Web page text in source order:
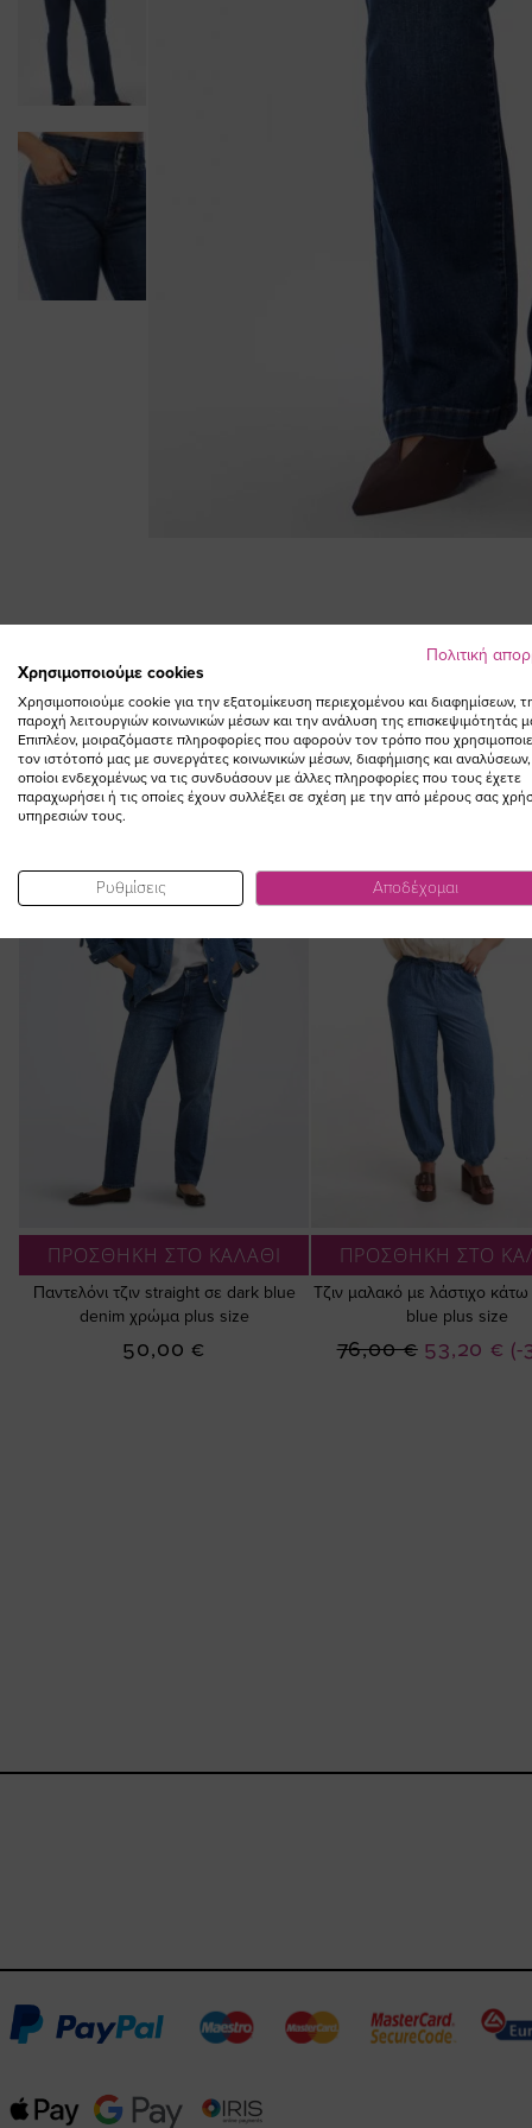
beginning
the
images
gallery
ΠΡΟΣΘΗΚΗ ΣΤΟ ΚΑΛΑΘΙ
Παντελόνι τζιν straight σε dark blue
denim χρώμα plus size
50,00 €
ΠΡΟΣΘΗΚΗ ΣΤΟ
Τζιν μαλακό με λάστιχο
blue plus size
(-
Ειδική
53,20 €
76,00 €
Πολιτική
Χρησιμοποιούμε cookies
Χρησιμοποιούμε cookie για την εξατομίκευση περιεχομένου και διαφημίσεων,
παροχή λειτουργιών κοινωνικών μέσων και την ανάλυση της επισκεψιμότητάς
Επιπλέον, μοιραζόμαστε πληροφορίες που αφορούν τον τρόπο που
τον ιστότοπό μας με συνεργάτες κοινωνικών μέσων, διαφήμισης και αναλύσεων,
οποίοι ενδεχομένως να τις συνδυάσουν με άλλες πληροφορίες που τους έχετε
παραχωρήσει ή τις οποίες έχουν συλλέξει σε σχέση με την από μέρους σας
υπηρεσιών τους.
Ρυθμίσεις Αποδέχομαι